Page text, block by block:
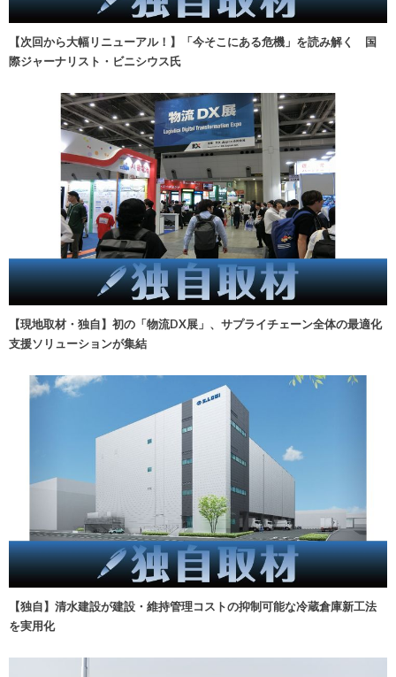
【次回から大幅リニューアル！】「今そこにある危機」を読み解く 国
際ジャーナリスト・ビニシウス氏
【現地取材・独自】初の「物流DX展」、サプライチェーン全体の最適化
支援ソリューションが集結
【独自】清水建設が建設・維持管理コストの抑制可能な冷蔵倉庫新工法
を実用化